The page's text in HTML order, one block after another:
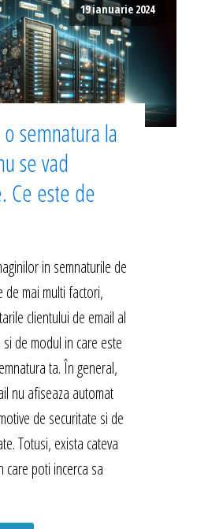
19 ianuarie 2024
semnatura la
se vad
Ce este de
in semnaturile de
de mai multi factori,
clientului de email al
de modul in care este
ta. În general,
nu afiseaza automat
de securitate si de
Totusi, exista cateva
care poti incerca sa